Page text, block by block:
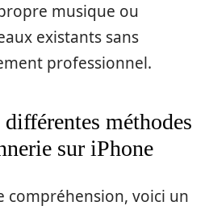
musique ou
existants sans
professionnel.
méthodes
sur iPhone
compréhension, voici un